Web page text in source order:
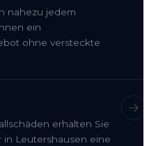
nahezu jedem
ein
ohne versteckte
erhalten Sie
Leutershausen eine